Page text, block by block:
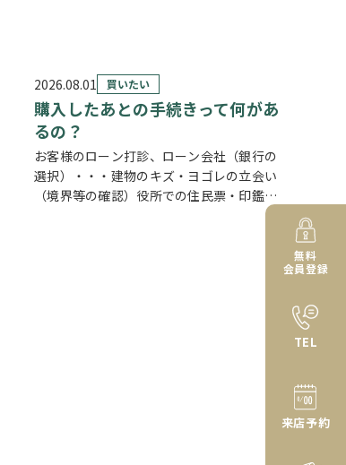
2026.08.01 買いたい
購入したあとの手続きって何があ
るの？
お客様のローン打診、ローン会社（銀行の
選択）・・・建物のキズ・ヨゴレの立会い
（境界等の確認）役所での住民票・印鑑証
明・課税照明の取得。銀行との契約（金銭
無料
会員登録
TEL
来店予約